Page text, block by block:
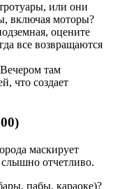
или они
включая моторы?
оцените
все возвращаются
там
что создает
маскирует
отчетливо.
пабы, караоке)?